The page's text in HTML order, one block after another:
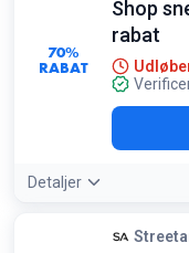
70%
RABAT
Shop
rabat
Detaljer